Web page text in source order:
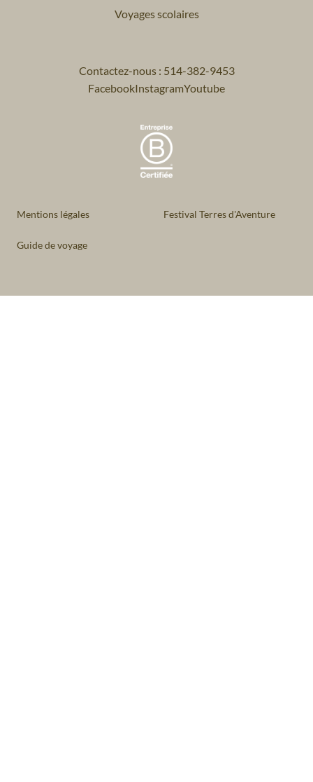
Voyages scolaires
Contactez-nous : 514-382-9453
FacebookInstagramYoutube
Mentions légales Festival Terres d'Aventure
Guide de voyage